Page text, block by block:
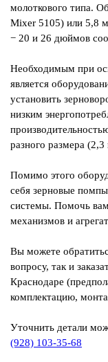
молоткового типа.
Mixer 5105) или 5,8
− 20 и 26 дюймов
Необходимым при
является
установить
низким
разного размера
Помимо этого
себя зерновые
системы. Помочь
механизмов и
Вы можете
вопросу, так и
Краснодаре
комплектацию,
Уточнить детали
(928) 103-35-68